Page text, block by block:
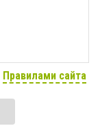
Правилами сайта